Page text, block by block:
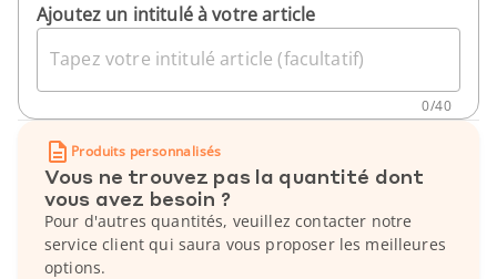
Ajoutez un intitulé à votre article
Tapez votre intitulé article (facultatif)
0/40
Produits personnalisés
Vous ne trouvez pas la quantité dont
vous avez besoin ?
Pour d'autres quantités, veuillez contacter notre
service client qui saura vous proposer les meilleures
options.